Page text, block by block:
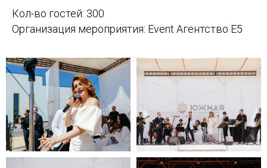
Кол-во гостей: 300
Организация мероприятия: Event Агентство Е5